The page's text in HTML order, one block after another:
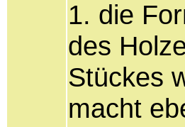
1. die
des
Stückes
macht